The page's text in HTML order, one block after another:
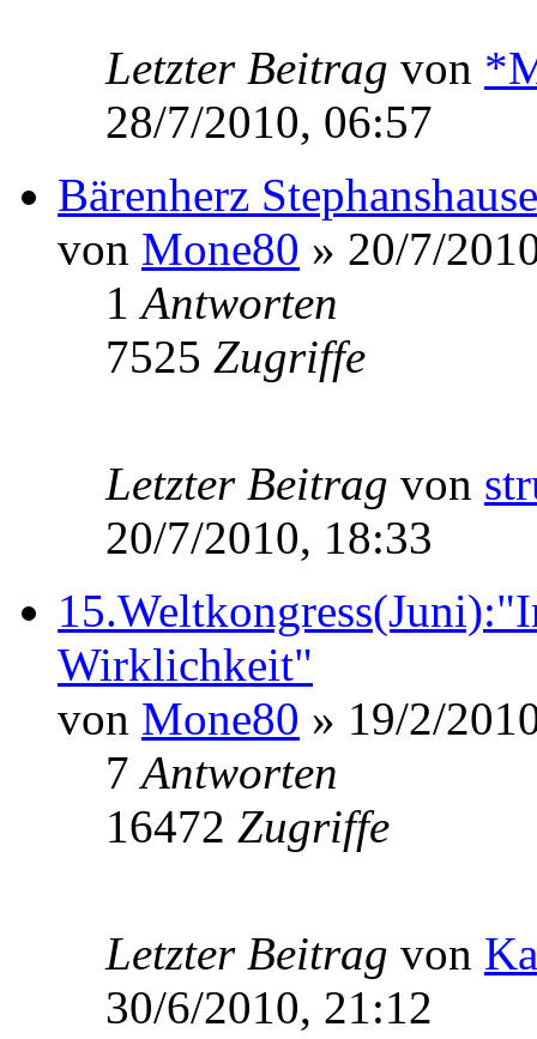
Letzter Beitrag von
28/7/2010, 06:57
Bärenherz
von Mone80 » 20/7/
1Antworten
7525 Zugriffe
Letzter Beitrag von
20/7/2010, 18:33
Wirklichkeit"
von Mone80 » 19/2/
7Antworten
16472 Zugriffe
Letzter Beitrag von
30/6/2010, 21:12